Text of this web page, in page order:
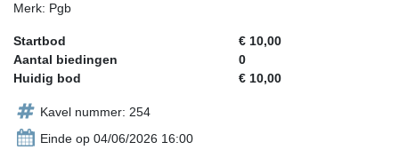
Merk: Pgb
Startbod
€ 10,00
Aantal biedingen
0
Huidig bod
€ 10,00
Kavel nummer: 254
Einde op 04/06/2026 16:00